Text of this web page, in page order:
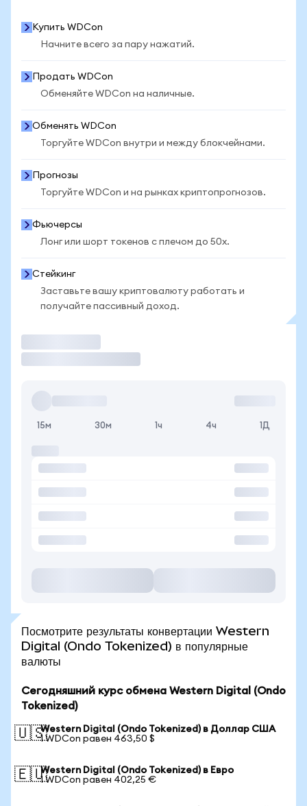
Купить WDCon
Начните всего за пару нажатий.
Продать WDCon
Обменяйте WDCon на наличные.
Обменять WDCon
Торгуйте WDCon внутри и между блокчейнами.
Прогнозы
Торгуйте WDCon и на рынках криптопрогнозов.
Фьючерсы
Лонг или шорт токенов с плечом до 50x.
Стейкинг
Заставьте вашу криптовалюту работать и
получайте пассивный доход.
15м 30м 1ч 4ч 1Д
Посмотрите результаты конвертации Western
Digital (Ondo Tokenized) в популярные
валюты
Сегодняшний курс обмена Western Digital (Ondo
Tokenized)
🇺🇸Western Digital (Ondo Tokenized) в Доллар США
1 WDCon равен 463,50 $
🇪🇺Western Digital (Ondo Tokenized) в Евро
1 WDCon равен 402,25 €